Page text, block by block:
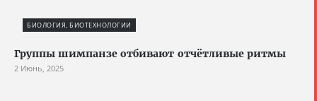
БИОЛОГИЯ, БИОТЕХНОЛОГИИ
Группы шимпанзе отбивают отчётливые ритмы
2 Июнь, 2025